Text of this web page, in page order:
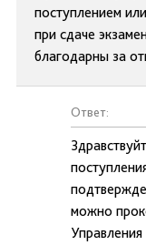
поступлением
при сдаче
благодарны за
Ответ:
можно